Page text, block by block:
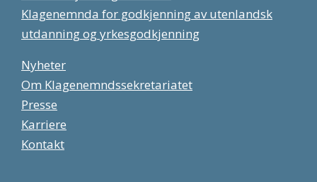
Klagenemnda for godkjenning av utenlandsk
utdanning og yrkesgodkjenning
Nyheter
Om Klagenemndssekretariatet
Presse
Karriere
Kontakt